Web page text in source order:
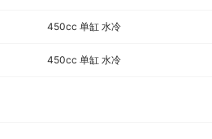
450cc 单缸 水冷
450cc 单缸 水冷